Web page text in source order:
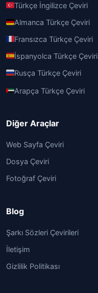
Türkçe İngilizce Çeviri
Almanca Türkçe Çeviri
Fransızca Türkçe Çeviri
İspanyolca Türkçe Çeviri
Rusça Türkçe Çeviri
Arapça Türkçe Çeviri
Diğer Araçlar
Web Sayfa Çeviri
Dosya Çeviri
Fotoğraf Çeviri
Blog
Şarkı Sözleri Çevirileri
İletişim
Gizlilik Politikası